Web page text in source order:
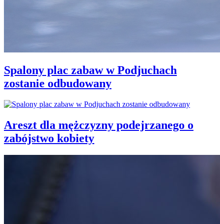
Spalony plac zabaw w Podjuchach
zostanie odbudowany
Areszt dla mężczyzny podejrzanego o
zabójstwo kobiety